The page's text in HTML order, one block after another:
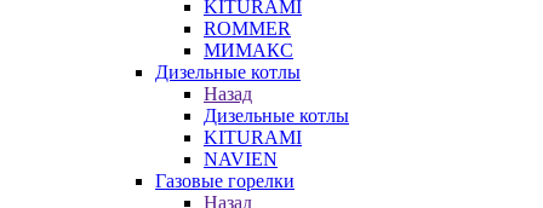
KITURAMI
ROMMER
МИМАКС
Дизельные котлы
Назад
Дизельные котлы
KITURAMI
NAVIEN
Газовые горелки
Назад